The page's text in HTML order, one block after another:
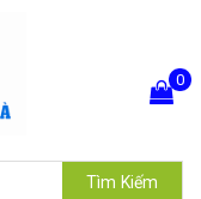
Tìm Kiếm
0